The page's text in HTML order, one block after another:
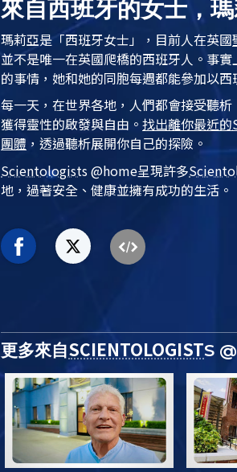
來自西班牙的女士，
瑪莉亞是「西班牙女士」，目前人在英國
並不是唯一在英國爬橋的西班牙人。事
的事情，她和她的同胞每週都能參加以西
每一天，在世界各地，人們都會接受聽析
獲得靈性的啟發與自由。找出離你最近的
團體 ，透過聽析展開你自己的探險。
Scientologists @home呈現許多
地，過著安全、健康並擁有成功的生活。
更多來自SCIENTOLOGISTS